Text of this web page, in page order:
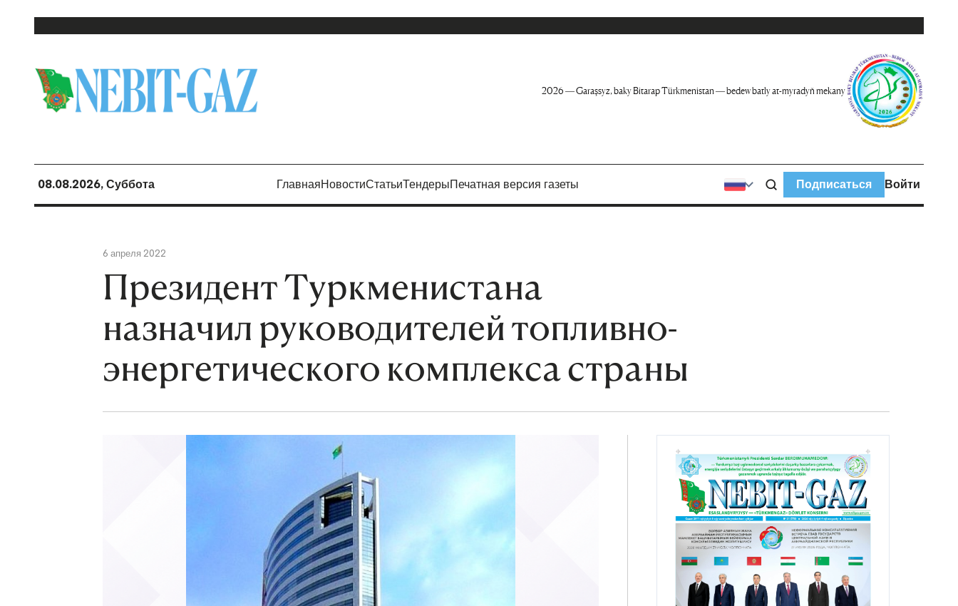
2026 — Garaşsyz, baky Bitarap Türkmenistan — bedew batly at-myradyň mekany
08.08.2026, Суббота ГлавнаяНовостиСтатьиТендерыПечатная версия газеты Подписаться Войти
6 апреля 2022
Президент Туркменистана
назначил руководителей топливно-
энергетического комплекса страны